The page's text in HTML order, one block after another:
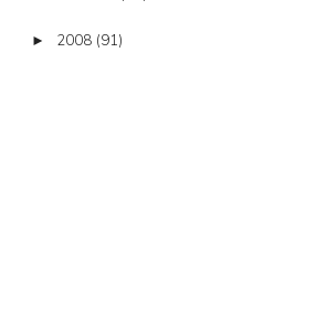
► 2008 (91)